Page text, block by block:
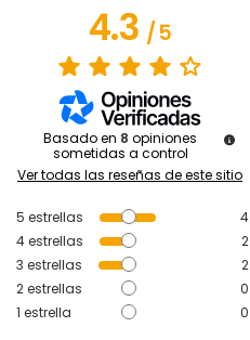
4.3/5
Basado en 8 opiniones
sometidas a control
Ver todas las reseñas de este sitio
5 estrellas
4
4estrellas
2
3 estrellas
2
2estrellas
0
1 estrella 0